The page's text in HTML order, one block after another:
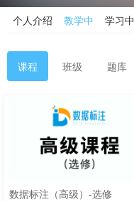
个人介绍 教学中 学习中
课程 班级 题库
数据标注（高级）-选修